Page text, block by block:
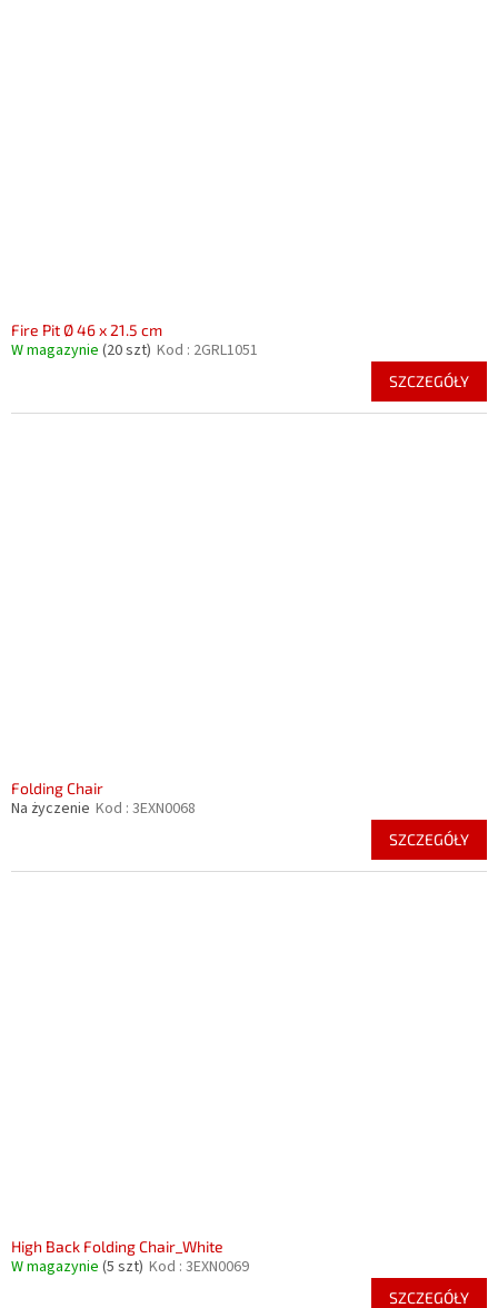
Fire Pit Ø 46 x 21.5 cm
W magazynie (20 szt) Kod : 2GRL1051
SZCZEGÓŁY
Folding Chair
Na życzenie Kod : 3EXN0068
SZCZEGÓŁY
High Back Folding Chair_White
W magazynie (5 szt) Kod : 3EXN0069
SZCZEGÓŁY